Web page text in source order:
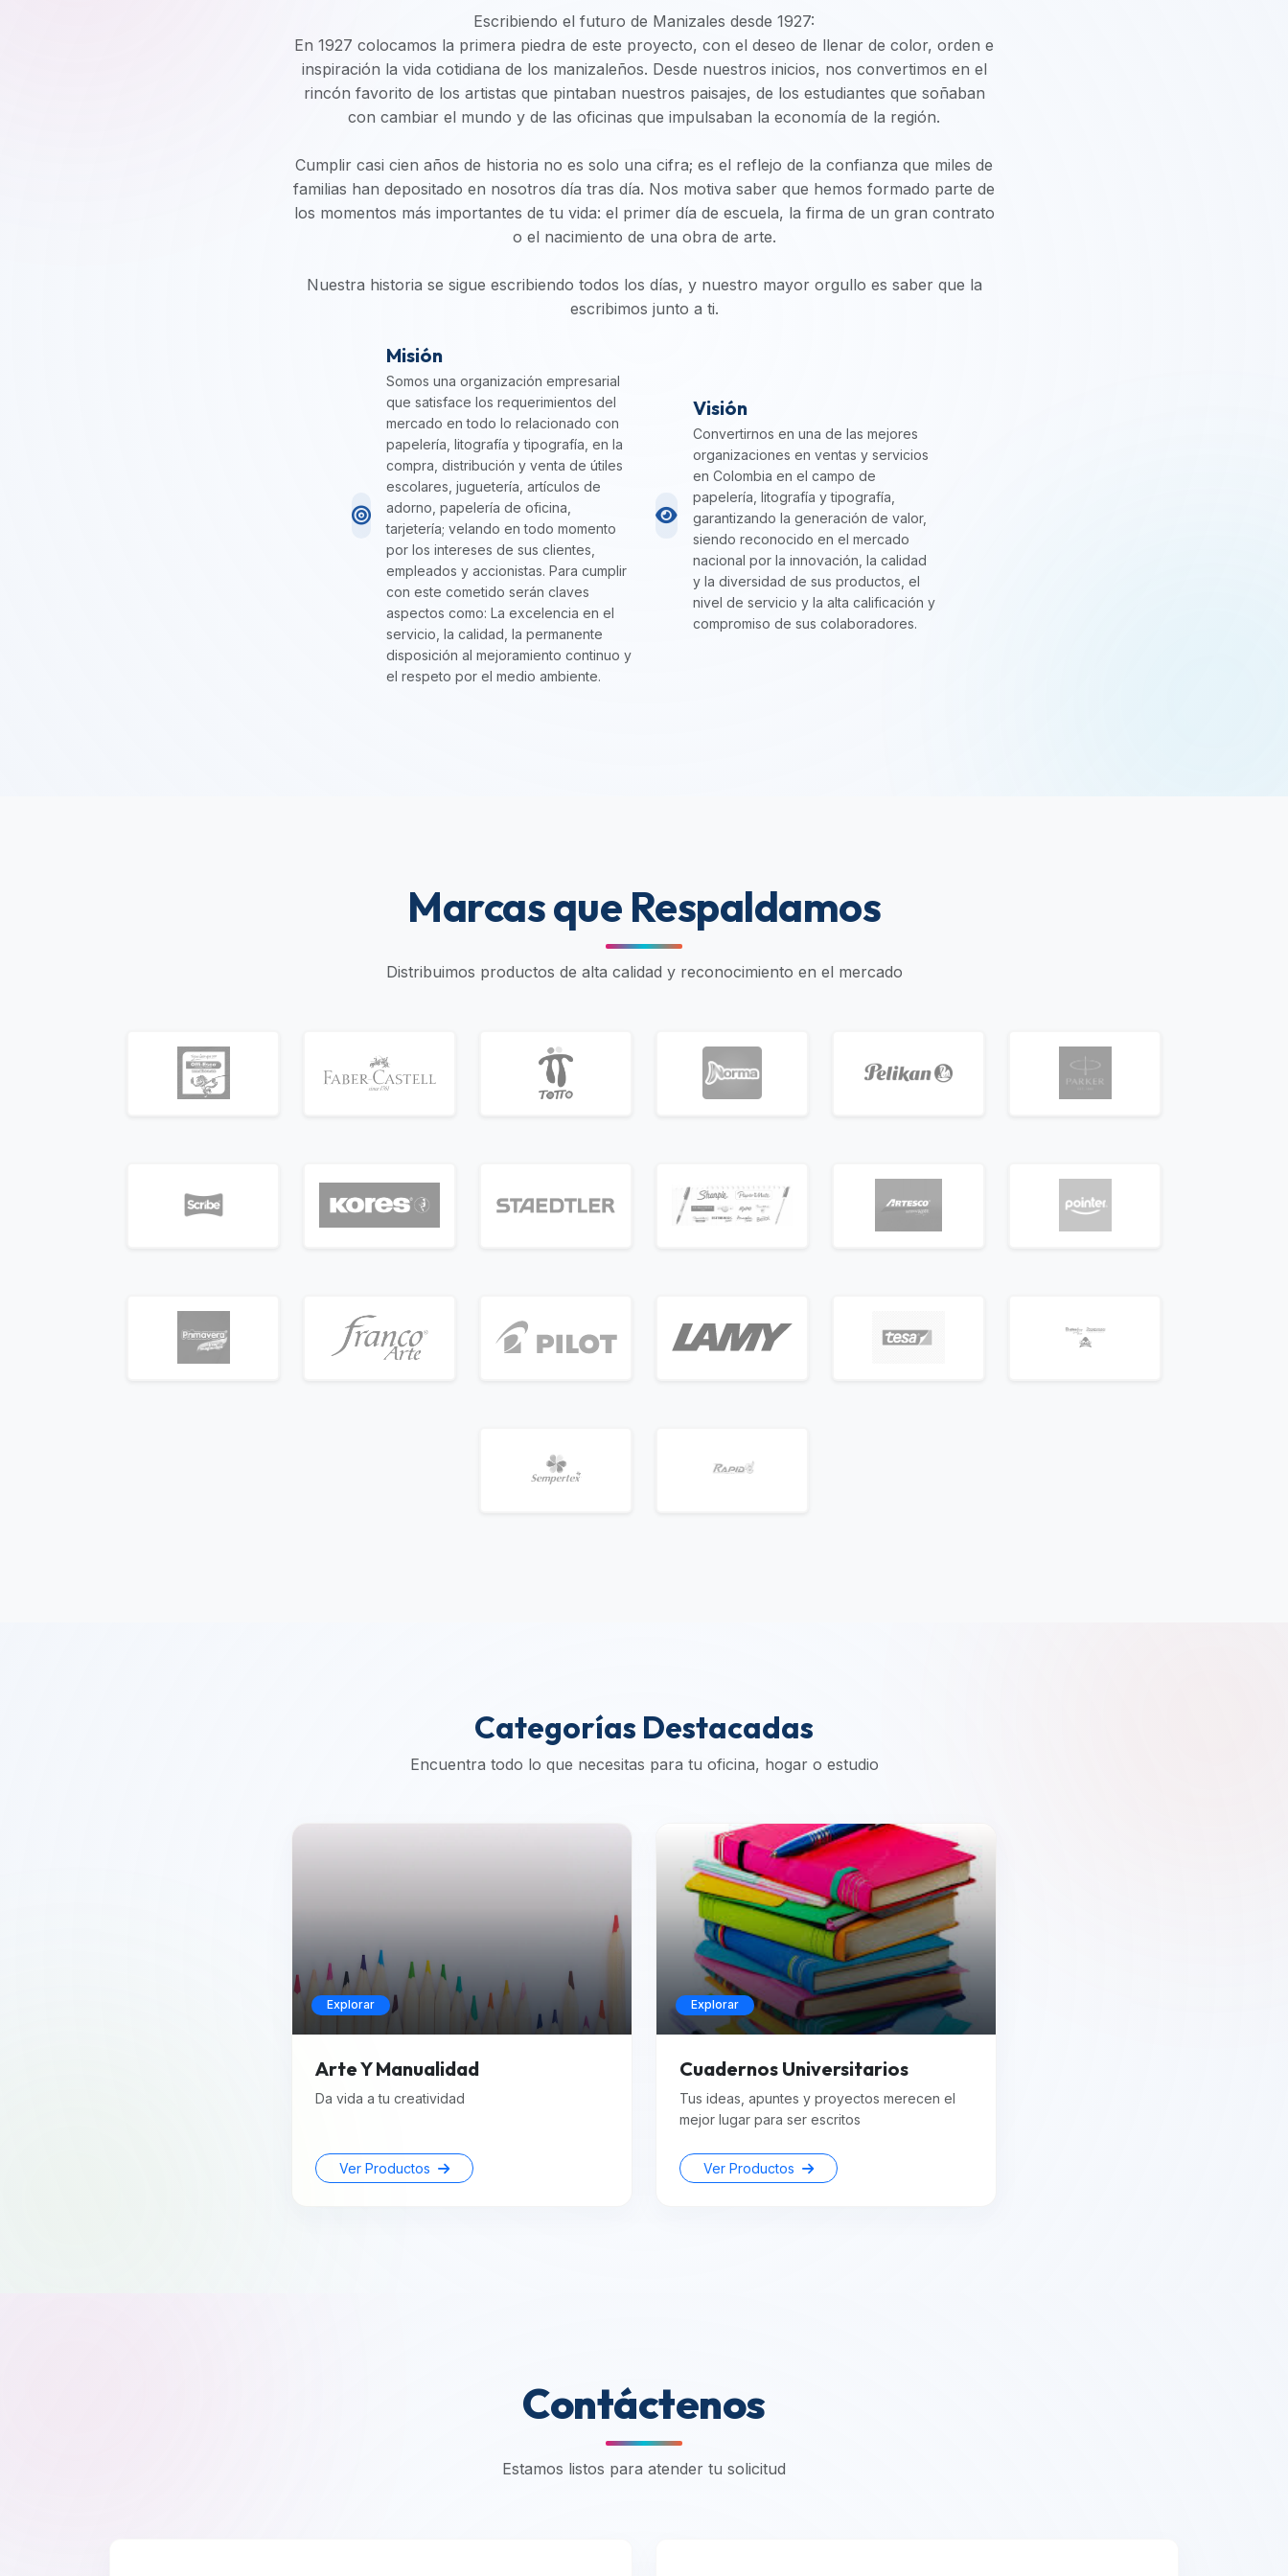
Escribiendo el futuro de Manizales desde 1927:
En 1927 colocamos la primera piedra de este proyecto, con el deseo de llenar de color, orden e
inspiración la vida cotidiana de los manizaleños. Desde nuestros inicios, nos convertimos en el
rincón favorito de los artistas que pintaban nuestros paisajes, de los estudiantes que soñaban
con cambiar el mundo y de las oficinas que impulsaban la economía de la región.
Cumplir casi cien años de historia no es solo una cifra; es el reflejo de la confianza que miles de
familias han depositado en nosotros día tras día. Nos motiva saber que hemos formado parte de
los momentos más importantes de tu vida: el primer día de escuela, la firma de un gran contrato
o el nacimiento de una obra de arte.
Nuestra historia se sigue escribiendo todos los días, y nuestro mayor orgullo es saber que la
escribimos junto a ti.
Misión
Somos una organización empresarial
que satisface los requerimientos del
mercado en todo lo relacionado con
papelería, litografía y tipografía, en la
compra, distribución y venta de útiles
escolares, juguetería, artículos de
adorno, papelería de oficina,
tarjetería; velando en todo momento
por los intereses de sus clientes,
empleados y accionistas. Para cumplir
con este cometido serán claves
aspectos como: La excelencia en el
servicio, la calidad, la permanente
disposición al mejoramiento continuo y
el respeto por el medio ambiente.
Visión
Convertirnos en una de las mejores
organizaciones en ventas y servicios
en Colombia en el campo de
papelería, litografía y tipografía,
garantizando la generación de valor,
siendo reconocido en el mercado
nacional por la innovación, la calidad
y la diversidad de sus productos, el
nivel de servicio y la alta calificación y
compromiso de sus colaboradores.
Marcas que Respaldamos
Distribuimos productos de alta calidad y reconocimiento en el mercado
Categorías Destacadas
Encuentra todo lo que necesitas para tu oficina, hogar o estudio
Explorar
Arte Y Manualidad
Da vida a tu creatividad
Ver Productos
Explorar
Cuadernos Universitarios
Tus ideas, apuntes y proyectos merecen el
mejor lugar para ser escritos
Ver Productos
Contáctenos
Estamos listos para atender tu solicitud